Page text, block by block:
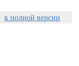
к полной версии